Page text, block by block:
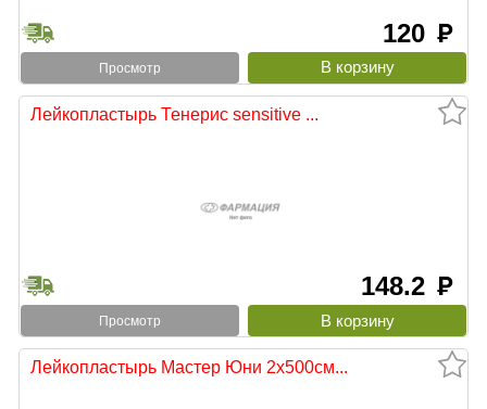
120 руб
Просмотр
Лейкопластырь Тенерис sensitive ...
148.2 руб
Просмотр
Лейкопластырь Мастер Юни 2х500см...